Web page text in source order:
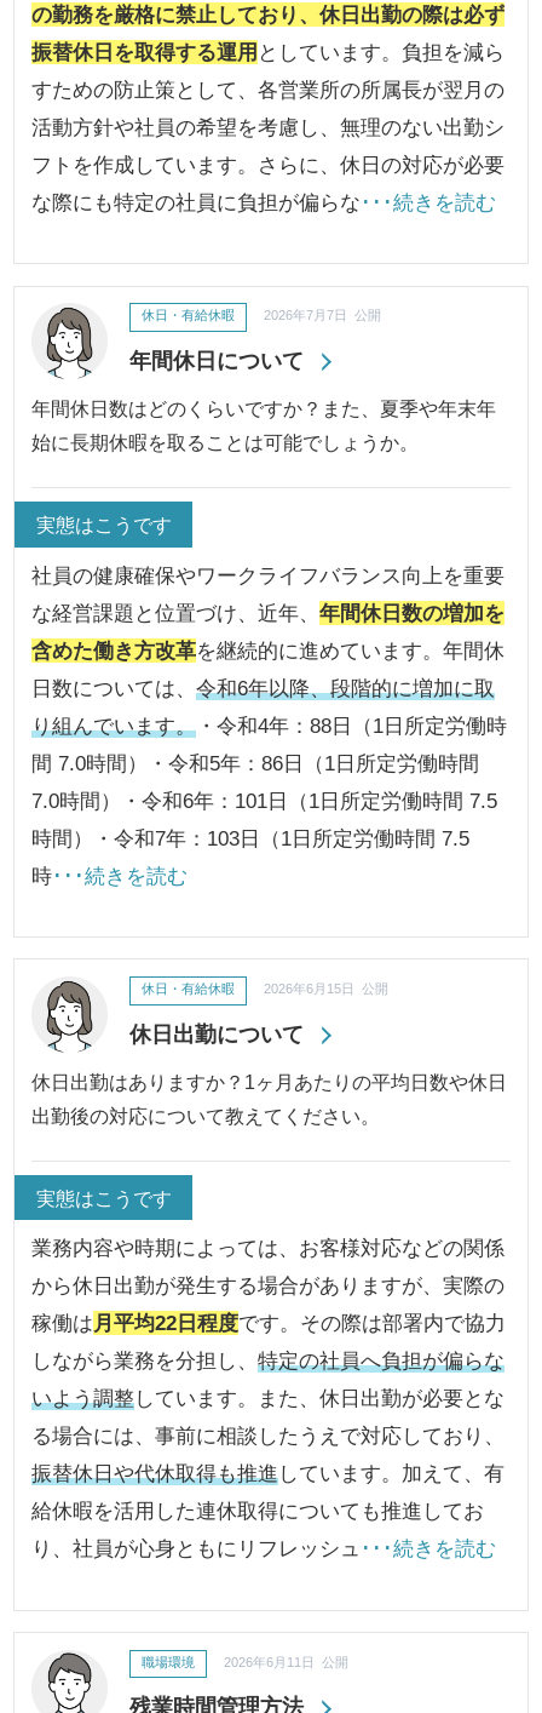
の勤務を厳格に禁止しており、休日出勤の際は必ず
振替休日を取得する運用 としています。負担を減ら
すための防止策として、各営業所の所属長が翌月の
活動方針や社員の希望を考慮し、無理のない出勤シ
フトを作成しています。さらに、休日の対応が必要
な際にも特定の社員に負担が偏らな ･･･続きを読む
年間休日について
休日・有給休暇 2026年7月7日 公開
年間休日数はどのくらいですか？また、夏季や年末年
始に長期休暇を取ることは可能でしょうか。
実態はこうです
社員の健康確保やワークライフバランス向上を重要
な経営課題と位置づけ、近年、年間休日数の増加を
含めた働き方改革を継続的に進めています。年間休
日数については、令和6年以降、段階的に増加に取
り組んでいます。 ・令和4年：88日（1日所定労働時
間 7.0時間）・令和5年：86日（1日所定労働時間
7.0時間）・令和6年：101日（1日所定労働時間 7.5
時間）・令和7年：103日（1日所定労働時間 7.5
時･･･続きを読む
休日出勤について
休日・有給休暇 2026年6月15日 公開
休日出勤はありますか？1ヶ月あたりの平均日数や休日
出勤後の対応について教えてください。
実態はこうです
業務内容や時期によっては、お客様対応などの関係
から休日出勤が発生する場合がありますが、実際の
稼働は月平均22日程度です。その際は部署内で協力
しながら業務を分担し、特定の社員へ負担が偏らな
いよう調整しています。また、休日出勤が必要とな
る場合には、事前に相談したうえで対応しており、
振替休日や代休取得も推進しています。加えて、有
給休暇を活用した連休取得についても推進してお
り、社員が心身ともにリフレッシュ ･･･続きを読む
残業時間管理方法
職場環境 2026年6月11日 公開